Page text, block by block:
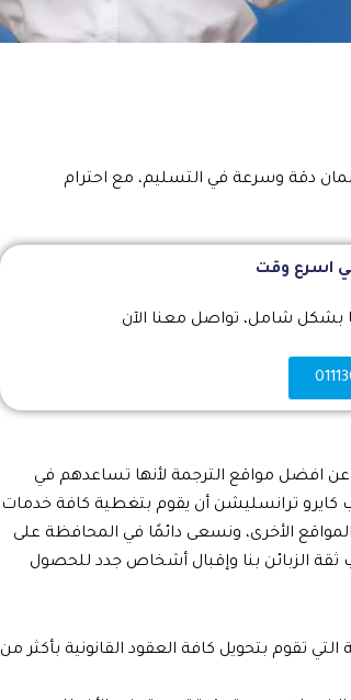
دقة وسرعة في التسليم، مع احترام
اسرع وقت
بشكل شامل، تواصل معنا الآن
عن افضل مواقع الترجمة لأنها تساعدهم في
كايرو ترانسليشن أن يقوم بتغطية كافة خدمات
الأخرى، ونسعى دائمًا في المحافظة على
الزبائن بنا وإقبال أشخاص جدد للحصول
تقوم بتحويل كافة العقود القانونية بأكثر من